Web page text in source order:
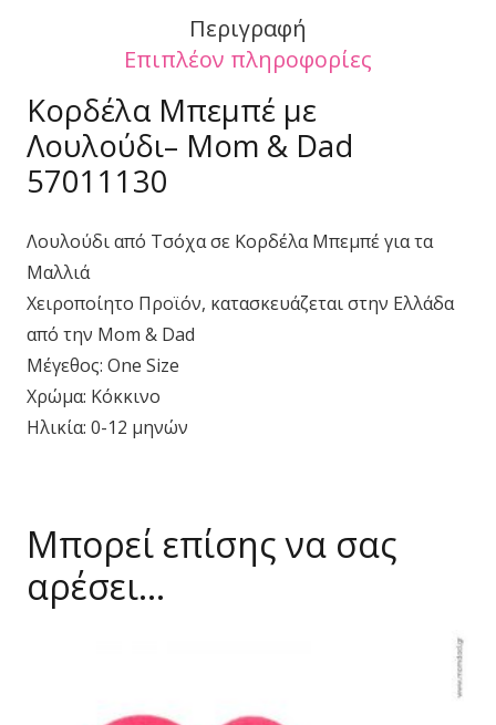
Περιγραφή
Επιπλέον πληροφορίες
Κορδέλα Μπεμπέ με
Λουλούδι– Mom & Dad
57011130
Λουλούδι από Τσόχα σε Κορδέλα Μπεμπέ για τα
Μαλλιά
Χειροποίητο Προϊόν, κατασκευάζεται στην Ελλάδα
από την Mom & Dad
Μέγεθος: One Size
Χρώμα: Κόκκινο
Ηλικία: 0-12 μηνών
Μπορεί επίσης να σας
αρέσει…